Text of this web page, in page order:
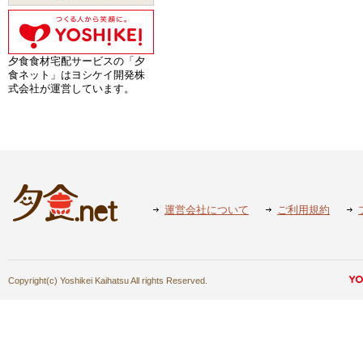
夕食食材宅配サービスの「夕
食ネット」はヨシケイ開発株
式会社が運営しています。
運営会社について ご利用規約
Copyright(c) Yoshikei Kaihatsu All rights Reserved.